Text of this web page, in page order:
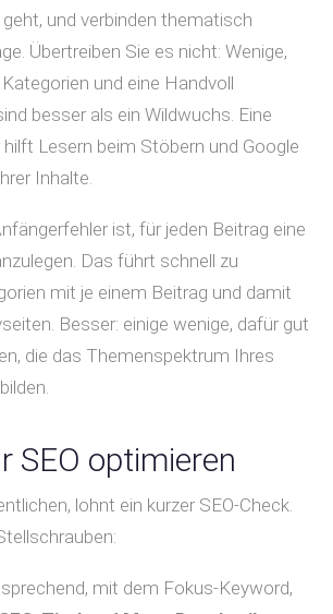
und verbinden thematisch
Übertreiben Sie es nicht: Wenige,
und eine Handvoll
besser als ein Wildwuchs. Eine
Lesern beim Stöbern und Google
Inhalte.
ist, für jeden Beitrag eine
Das führt schnell zu
mit je einem Beitrag und damit
Besser: einige wenige, dafür gut
die das Themenspektrum Ihres
SEO optimieren
lohnt ein kurzer SEO-Check.
sprechend, mit dem Fokus-Keyword,